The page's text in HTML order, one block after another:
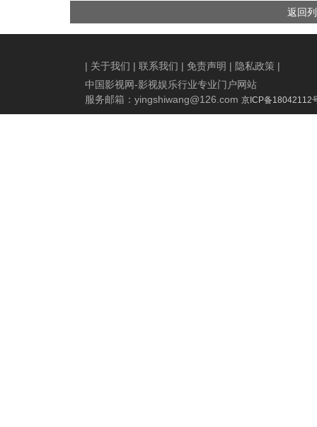
绘海报 尽显浪漫诗意与深刻
大会佳绩，双时空悬疑叙事
引发瞩目
返回
| 关于我们 | 联系我们 | 免责声明 | 隐私政策 |
中国影视网-影视娱乐行业专业门户网站
服务邮箱： yingshiwang@126.com 京ICP备18042112